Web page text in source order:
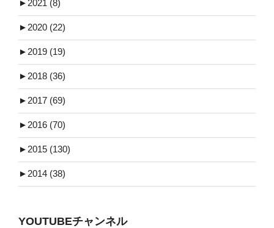
► 2021 (8)
► 2020 (22)
► 2019 (19)
► 2018 (36)
► 2017 (69)
► 2016 (70)
► 2015 (130)
► 2014 (38)
YOUTUBEチャンネル